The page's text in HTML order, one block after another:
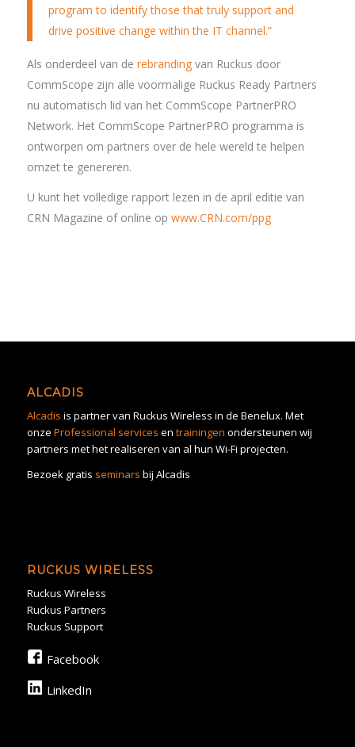
program to identify those that truly support and
drive positive change within the IT channel.”
Als onderdeel van de rebrandingvan Ruckus door
CommScope zijn alle voormalige Ruckus Ready Partners
nu automatisch lid van het CommScope PartnerPRO
Network. Het CommScope PartnerPRO programma is
ontworpen om partners over de hele wereld te helpen
omzet te genereren.
U kunt het volledige rapport lezen in de april editie van
CRN Magazine of online op www.CRN.com/ppg
ALCADIS
Alcadis is partner van Ruckus Wireless in de Benelux. Met
onze Professional services en trainingen ondersteunen wij
partners met het realiseren van al hun Wi-Fi projecten.
Bezoek gratis seminars bij Alcadis
RUCKUS WIRELESS
Ruckus Wireless
Ruckus Partners
Ruckus Support
Facebook
LinkedIn